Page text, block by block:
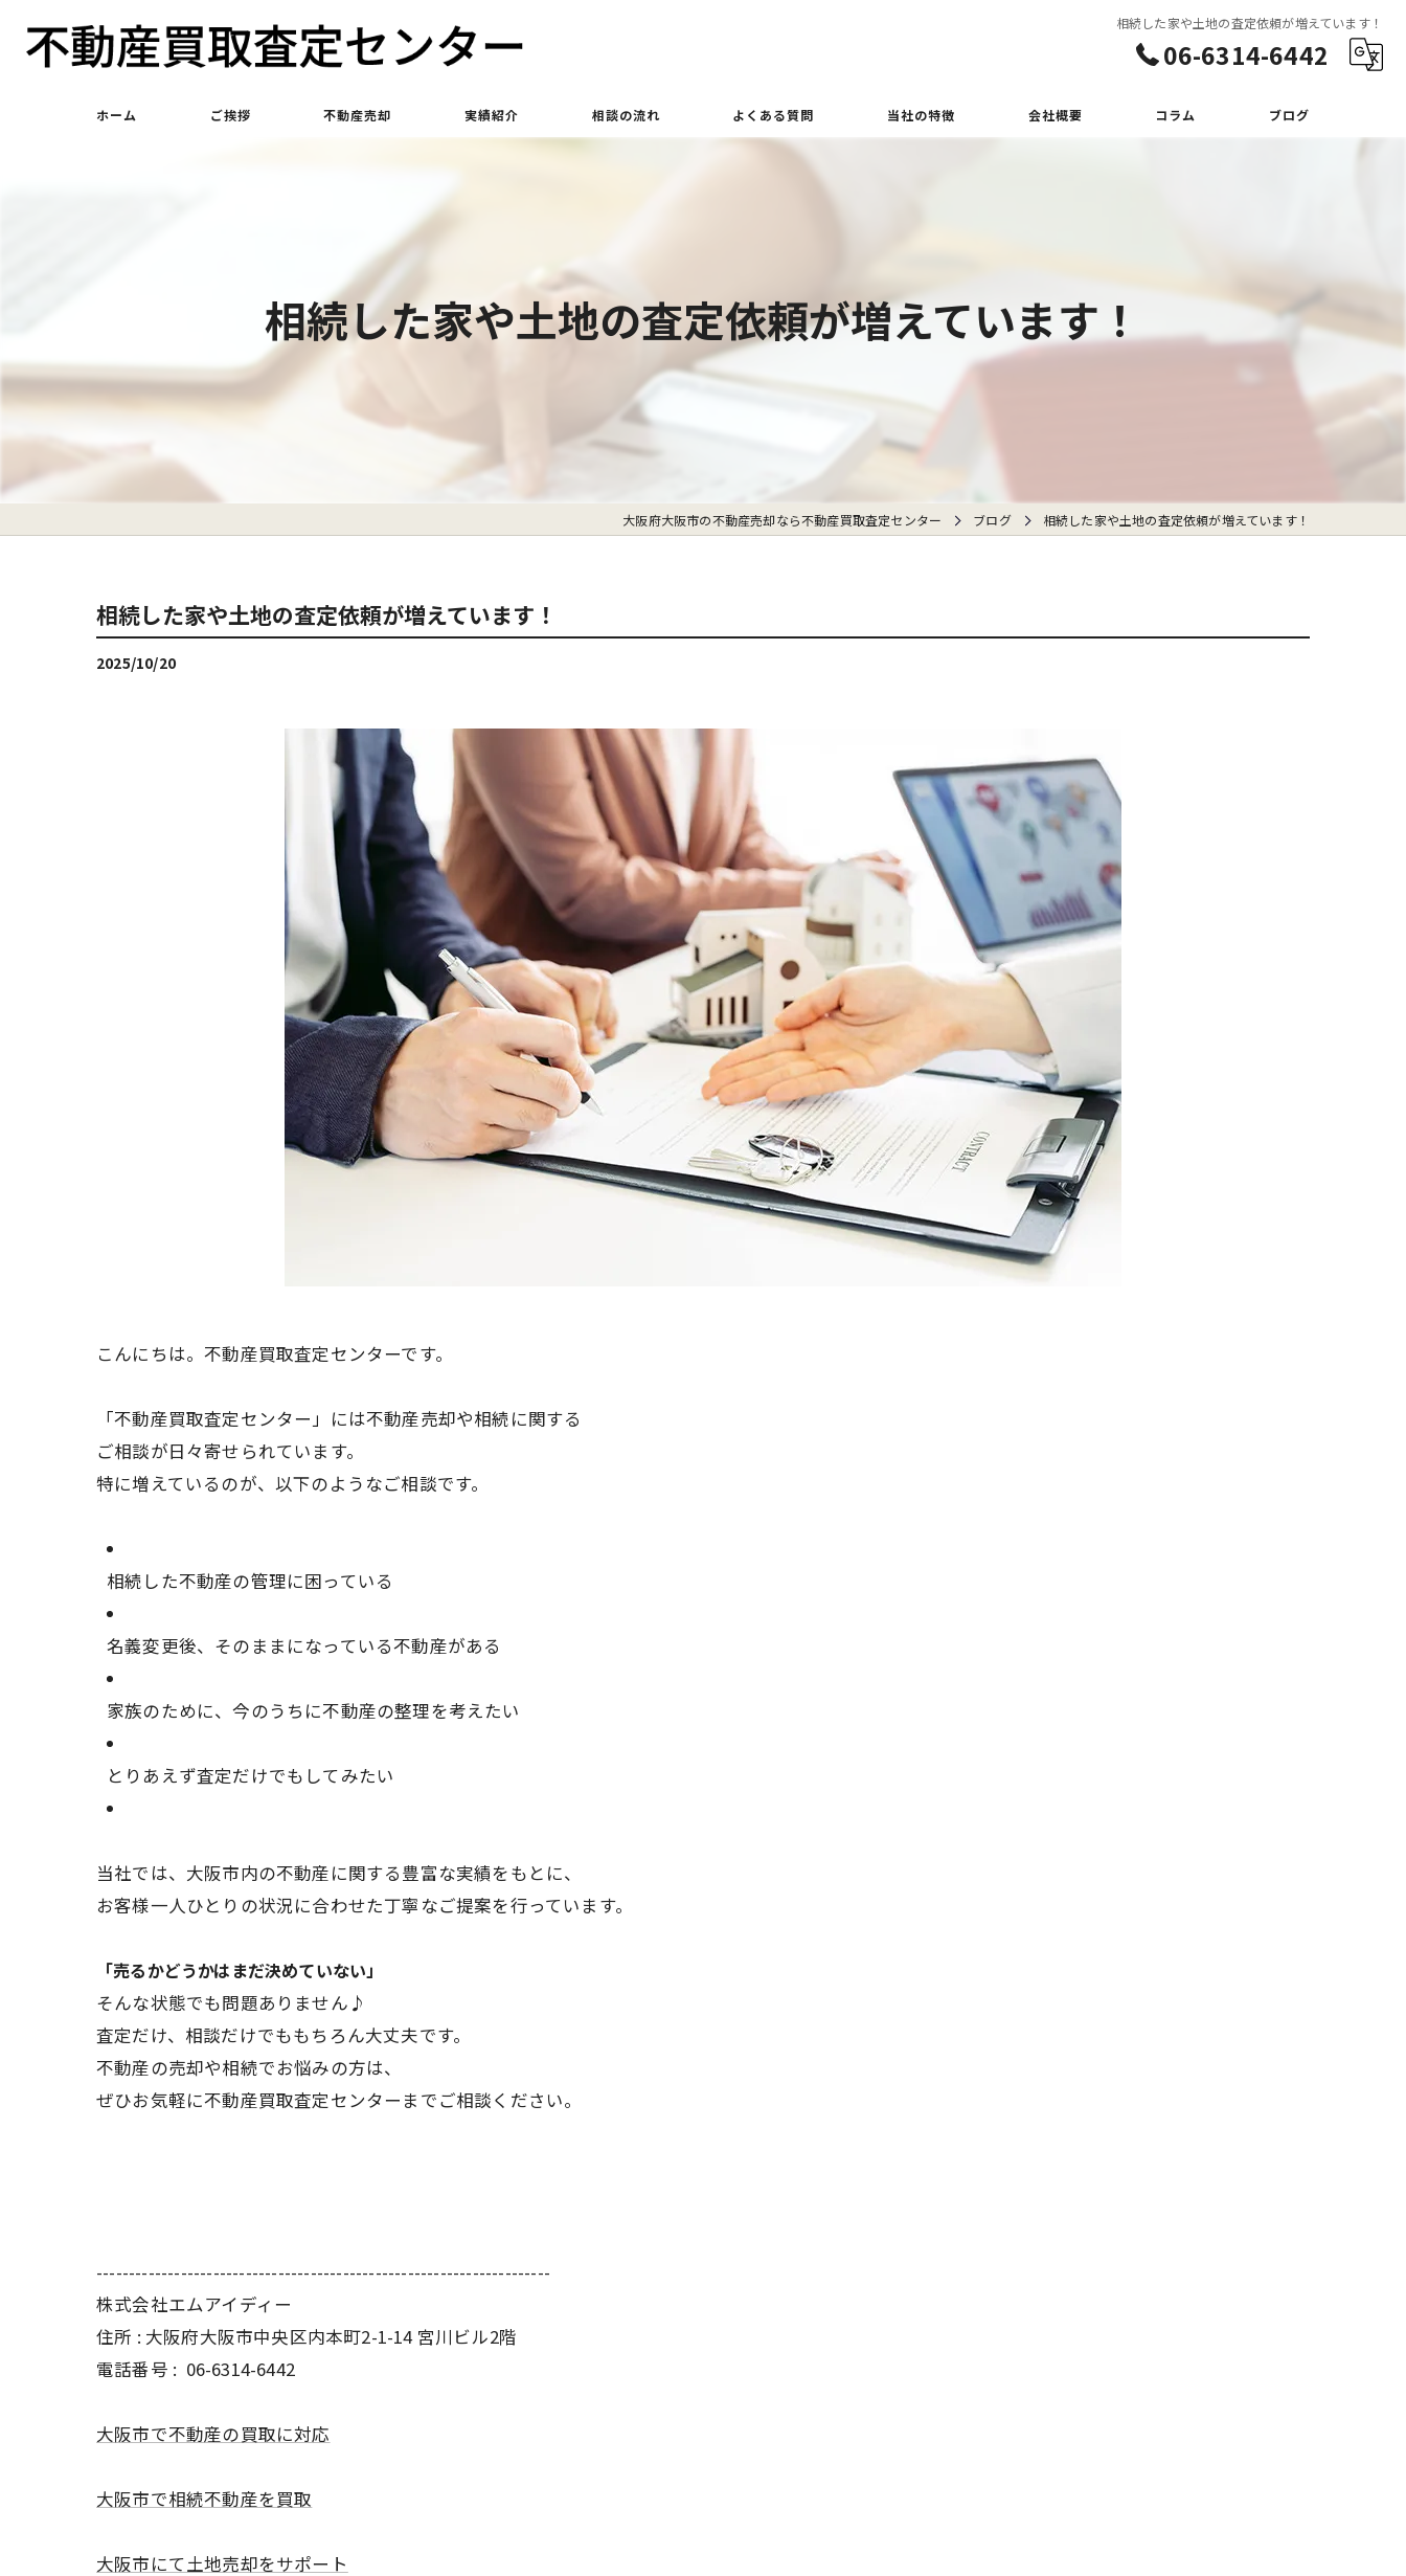
相続した家や土地の査定依頼が増えています！
06-6314-6442
ホーム ご挨拶 不動産売却 実績紹介 相談の流れ よくある質問 当社の特徴
立ち退き
会社概要 コラム ブログ
相続した家や土地の査定依頼が増えています！
大阪府大阪市の不動産売却なら不動産買取査定センター ブログ 相続した家や土地の査定依頼が増えています！
相続した家や土地の査定依頼が増えています！
2025/10/20
こんにちは。不動産買取査定センターです。
「不動産買取査定センター」には不動産売却や相続に関する
ご相談が日々寄せられています。
特に増えているのが、以下のようなご相談です。
相続した不動産の管理に困っている
名義変更後、そのままになっている不動産がある
家族のために、今のうちに不動産の整理を考えたい
とりあえず査定だけでもしてみたい
当社では、大阪市内の不動産に関する豊富な実績をもとに、
お客様一人ひとりの状況に合わせた丁寧なご提案を行っています。
「売るかどうかはまだ決めていない」
そんな状態でも問題ありません♪
査定だけ、相談だけでももちろん大丈夫です。
不動産の売却や相続でお悩みの方は、
ぜひお気軽に不動産買取査定センターまでご相談ください。
----------------------------------------------------------------------
株式会社エムアイディー
住所 : 大阪府大阪市中央区内本町2-1-14 宮川ビル2階
電話番号 : 06-6314-6442
大阪市で不動産の買取に対応
大阪市で相続不動産を買取
大阪市にて土地売却をサポート